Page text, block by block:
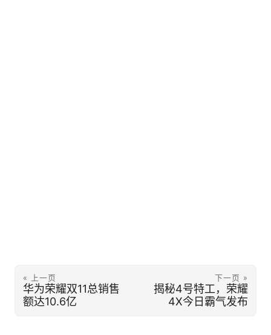
« 上一页
华为荣耀双11总销售
额达10.6亿
下一页 »
揭秘4号特工，荣耀
4X今日霸气发布